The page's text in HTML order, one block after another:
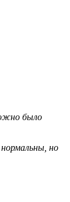
было
но